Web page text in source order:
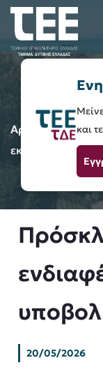
Αρχική
εκδήλωσης
20/05/2026
και